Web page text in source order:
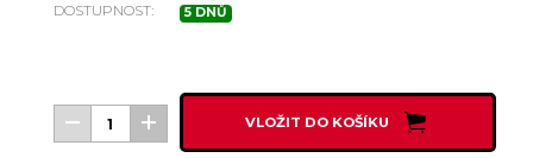
DOSTUPNOST: 5 DNŮ
VLOŽIT DO KOŠÍKU